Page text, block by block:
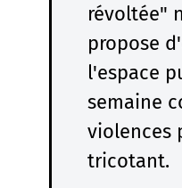
révoltée"
propose
l'espace
semaine
violences
tricotant.